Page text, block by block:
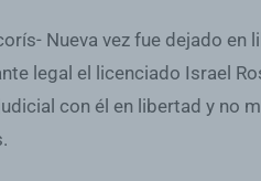
Nueva vez fue dejado
legal el licenciado Israel
con él en libertad y no